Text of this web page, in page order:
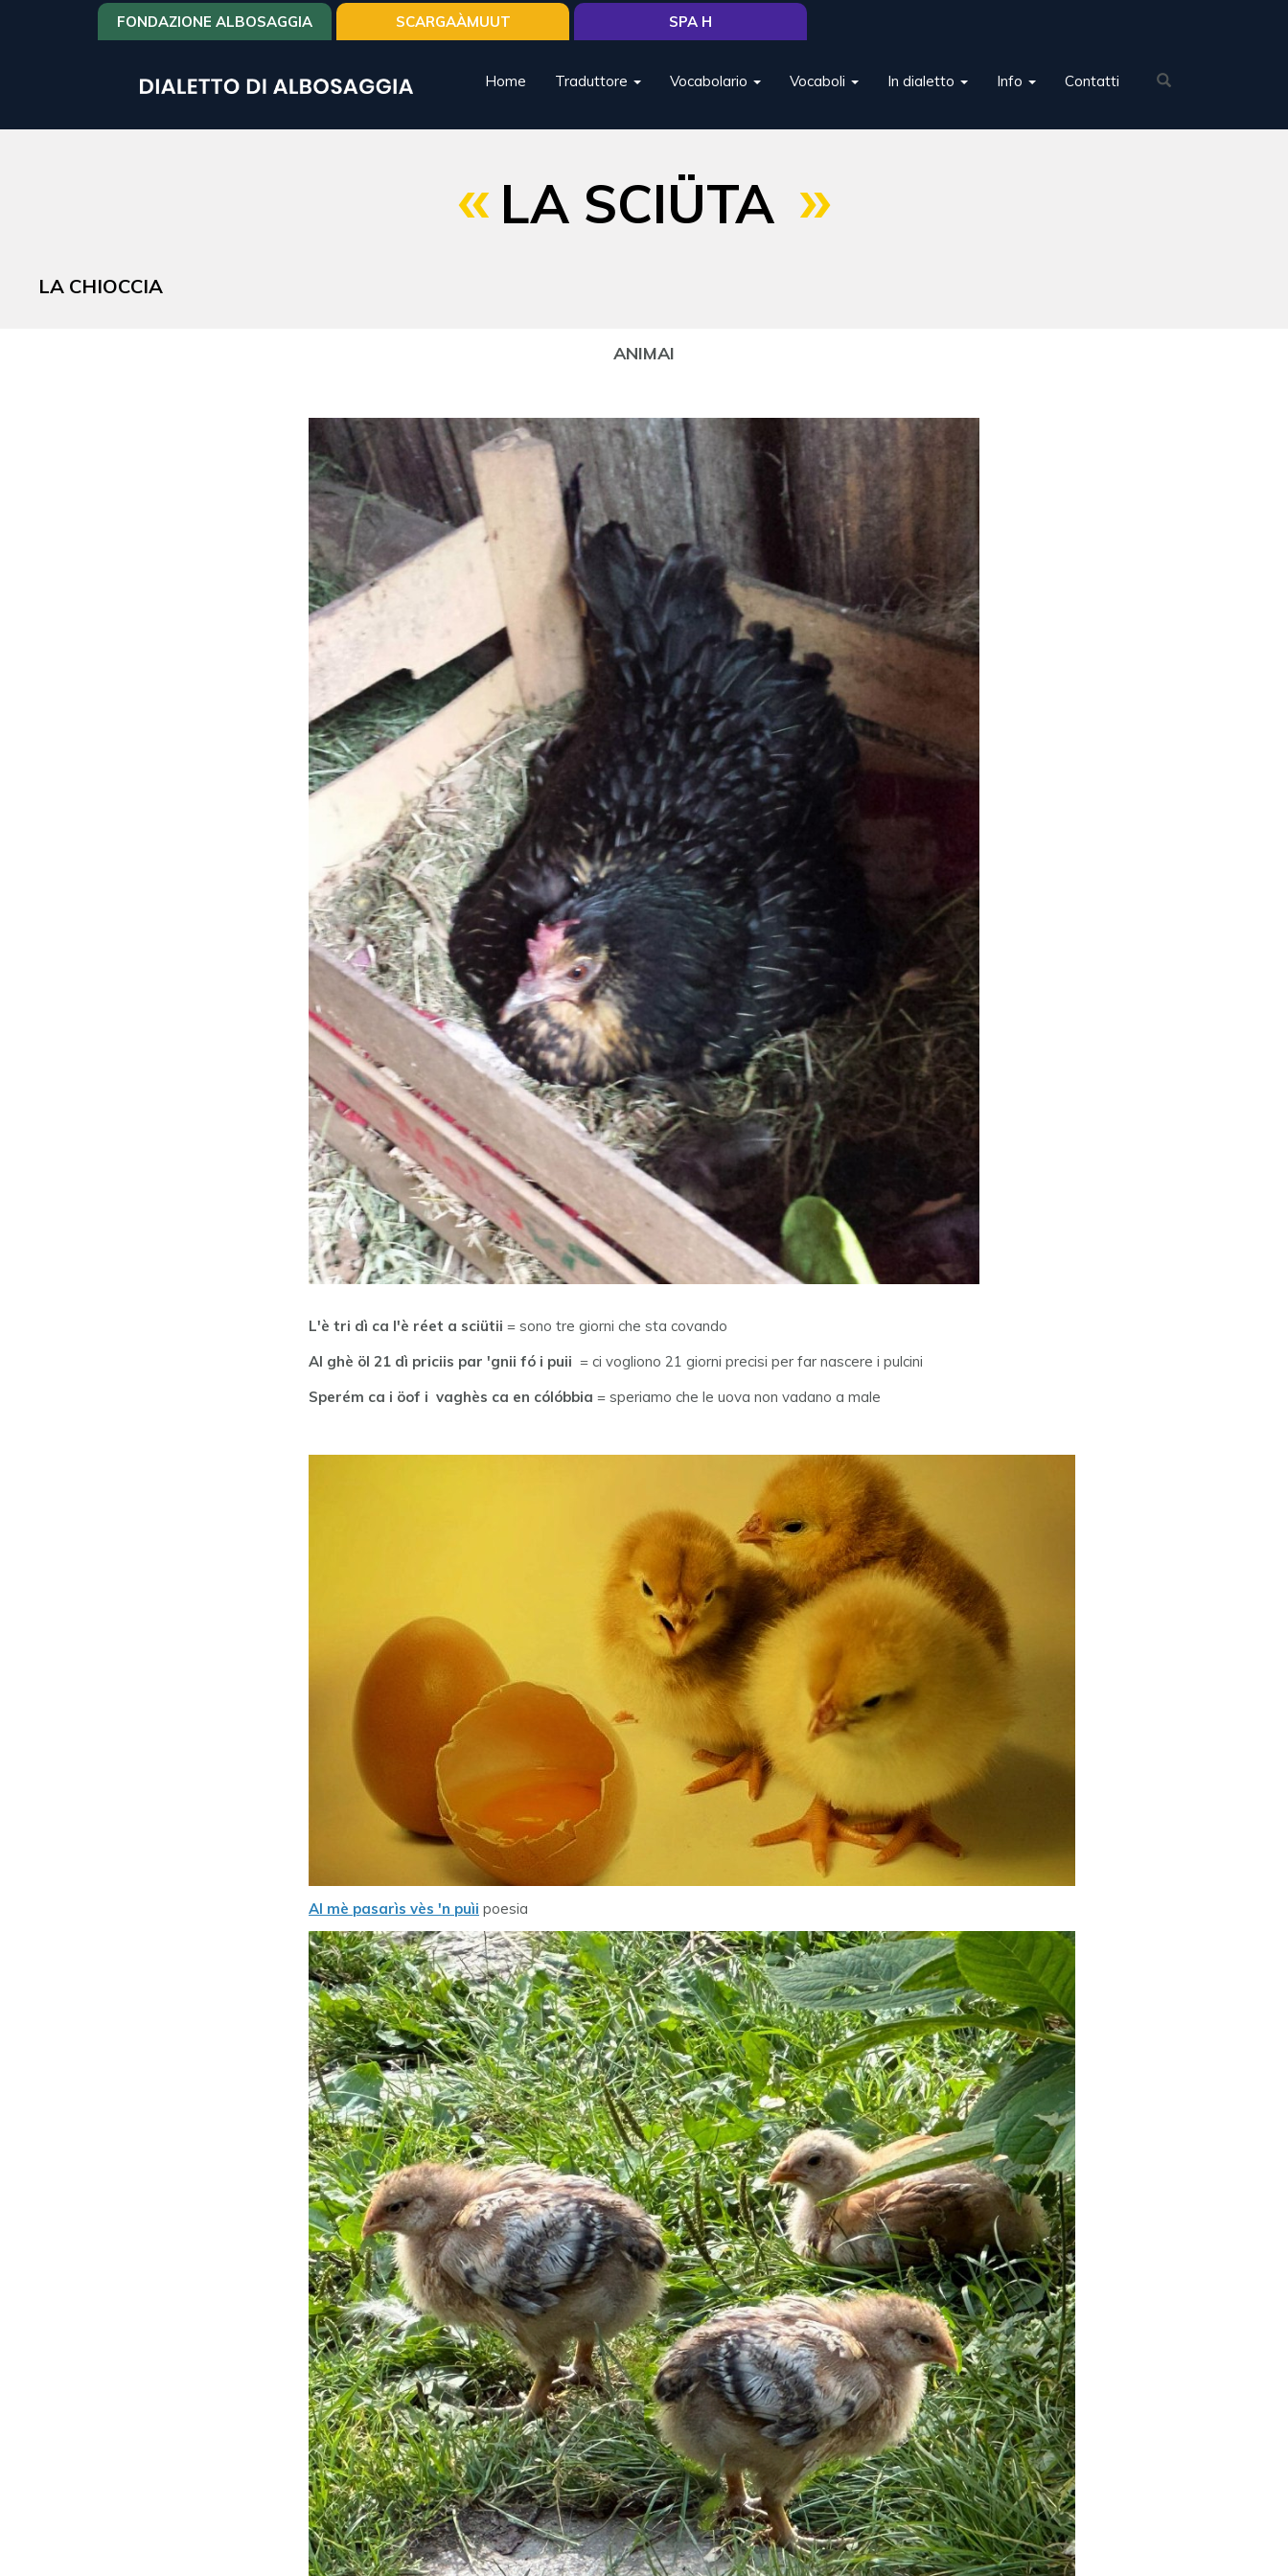
Home Traduttore Vocabolario Vocaboli In dialetto Info Contatti
FONDAZIONE ALBOSAGGIA SCARGAÀMUUT SPA H
LA SCIÜTA
LA CHIOCCIA
ANIMAI
L'è tri dì ca l'è réet a sciütii = sono tre giorni che sta covando
Al ghè öl 21 dì priciis par 'gnii fó i puii = ci vogliono 21 giorni precisi per far nascere i pulcini
Sperém ca i öof i vaghès ca en cólóbbia = speriamo che le uova non vadano a male
Al mè pasarìs vès 'n puìi poesia